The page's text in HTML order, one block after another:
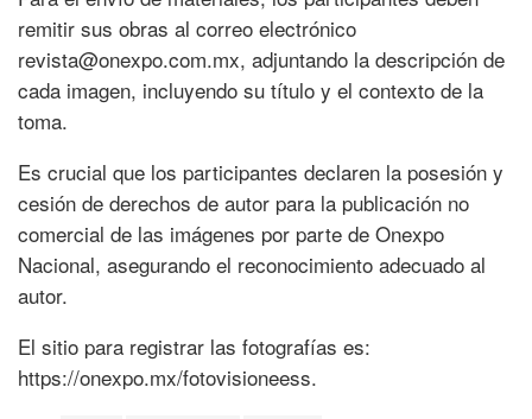
remitir sus obras al correo electrónico
revista@onexpo.com.mx, adjuntando la descripción de
cada imagen, incluyendo su título y el contexto de la
toma.
Es crucial que los participantes declaren la posesión y
cesión de derechos de autor para la publicación no
comercial de las imágenes por parte de Onexpo
Nacional, asegurando el reconocimiento adecuado al
autor.
El sitio para registrar las fotografías es:
https://onexpo.mx/fotovisioneess.